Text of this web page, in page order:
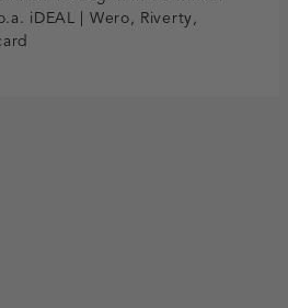
iDEAL | Wero, Riverty,